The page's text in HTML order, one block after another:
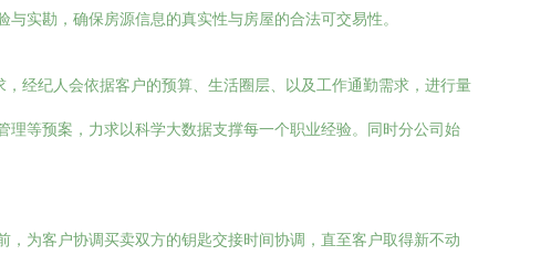
实勘，确保房源信息的真实性与房屋的合法可交易性。
经纪人会依据客户的预算、生活圈层、以及工作通勤需求，进行量
等预案，力求以科学大数据支撑每一个职业经验。同时分公司始
为客户协调买卖双方的钥匙交接时间协调，直至客户取得新不动